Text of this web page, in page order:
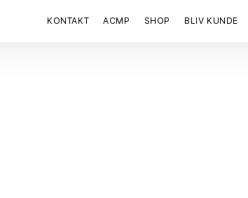
KONTAKT ACMP SHOP BLIV KUNDE